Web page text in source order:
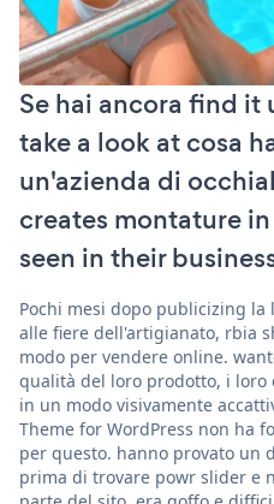
Se hai ancora find it
take a look at cosa
un'azienda di
creates montature
seen in their
Pochi mesi dopo publicizing
alle fiere dell'artigianato, rbia
modo per vendere online.
qualità del loro prodotto, i
in un modo visivamente
Theme for WordPress non ha
per questo. hanno provato un
prima di trovare powr slider e